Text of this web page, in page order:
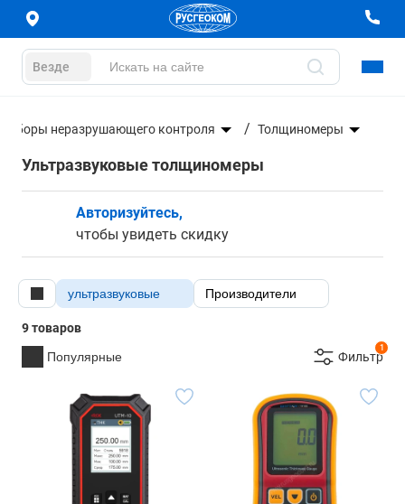
Везде
неразрушающего контроля Толщиномеры
Ультразвуковые толщиномеры
Авторизуйтесь,
чтобы увидеть скидку
ультразвуковые Производители
9 товаров
Популярные
1
Фильтр